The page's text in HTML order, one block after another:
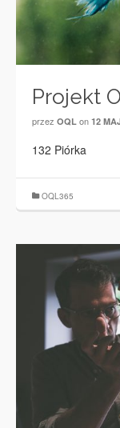
Projekt
przez OQL on 12
132 Piórka
OQL365